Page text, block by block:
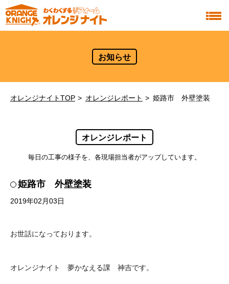
お知らせ
オレンジナイトTOP オレンジレポート 姫路市 外壁塗装
オレンジレポート
毎日の工事の様子を、各現場担当者がアップしています。
姫路市 外壁塗装
2019年02月03日
お世話になっております。
オレンジナイト 夢かなえる課 神吉です。